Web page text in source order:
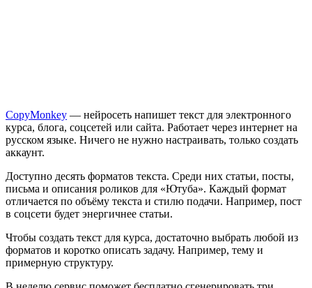
CopyMonkey — нейросеть напишет текст для электронного
курса, блога, соцсетей или сайта. Работает через интернет на
русском языке. Ничего не нужно настраивать, только создать
аккаунт.
Доступно десять форматов текста. Среди них статьи, посты,
письма и описания роликов для «Ютуба». Каждый формат
отличается по объёму текста и стилю подачи. Например, пост
в соцсети будет энергичнее статьи.
Чтобы создать текст для курса, достаточно выбрать любой из
форматов и коротко описать задачу. Например, тему и
примерную структуру.